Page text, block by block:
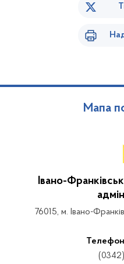
Мапа
Івано-
76015, м. Івано-
Телефон